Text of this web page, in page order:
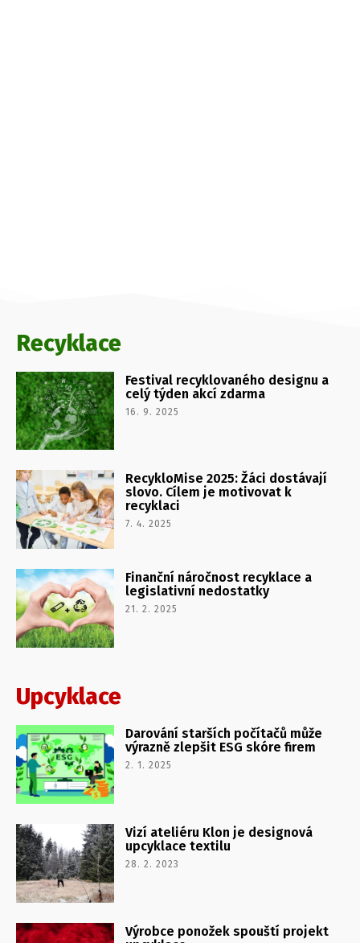
Recyklace
Festival recyklovaného designu a
celý týden akcí zdarma
16. 9. 2025
RecykloMise 2025: Žáci dostávají
slovo. Cílem je motivovat k
recyklaci
7. 4. 2025
Finanční náročnost recyklace a
legislativní nedostatky
21. 2. 2025
Upcyklace
Darování starších počítačů může
výrazně zlepšit ESG skóre firem
2. 1. 2025
Vizí ateliéru Klon je designová
upcyklace textilu
28. 2. 2023
Výrobce ponožek spouští projekt